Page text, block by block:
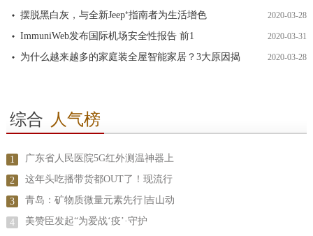
摆脱黑白灰，与全新Jeep⁺指南者为生活增色 2020-03-28
ImmuniWeb发布国际机场安全性报告 前1 2020-03-31
为什么越来越多的家庭装全屋智能家居？3大原因揭 2020-03-28
综合 人气榜
1 广东省人民医院5G红外测温神器上
2 这年头吃播带货都OUT了！现流行
3 青岛：矿物质微量元素先行∣吉山动
4 美赞臣发起“为爱战‘疫’·守护